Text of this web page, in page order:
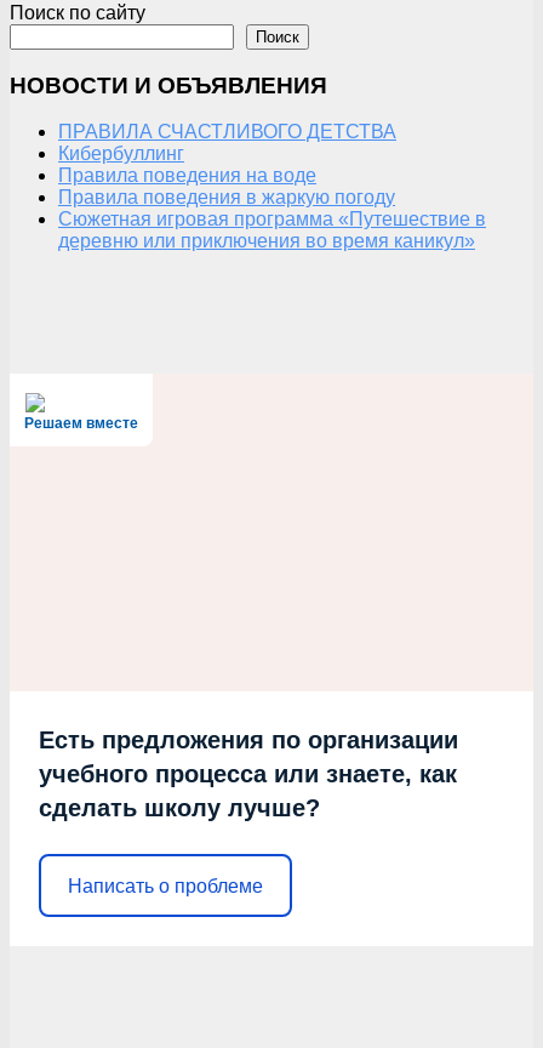
Поиск по сайту
Поиск
НОВОСТИ И ОБЪЯВЛЕНИЯ
ПРАВИЛА СЧАСТЛИВОГО ДЕТСТВА
Кибербуллинг
Правила поведения на воде
Правила поведения в жаркую погоду
Сюжетная игровая программа «Путешествие в
деревню или приключения во время каникул»
Решаем вместе
Есть предложения по организации
учебного процесса или знаете, как
сделать школу лучше?
Написать о проблеме